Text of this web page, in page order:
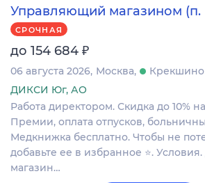
Управляющий магазином (п.
СРОЧНАЯ
до 154 684 ₽
06 августа 2026 Москва
Крекшино
ДИКСИ Юг, АО
Работа директором. Скидка до 10%
Премии, оплата отпусков,
Медкнижка бесплатно. Чтобы не
добавьте ее в избранное ⭐.
магазин…